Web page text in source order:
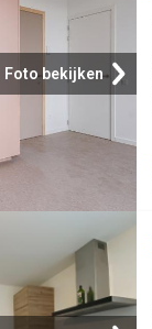
Foto bekijken